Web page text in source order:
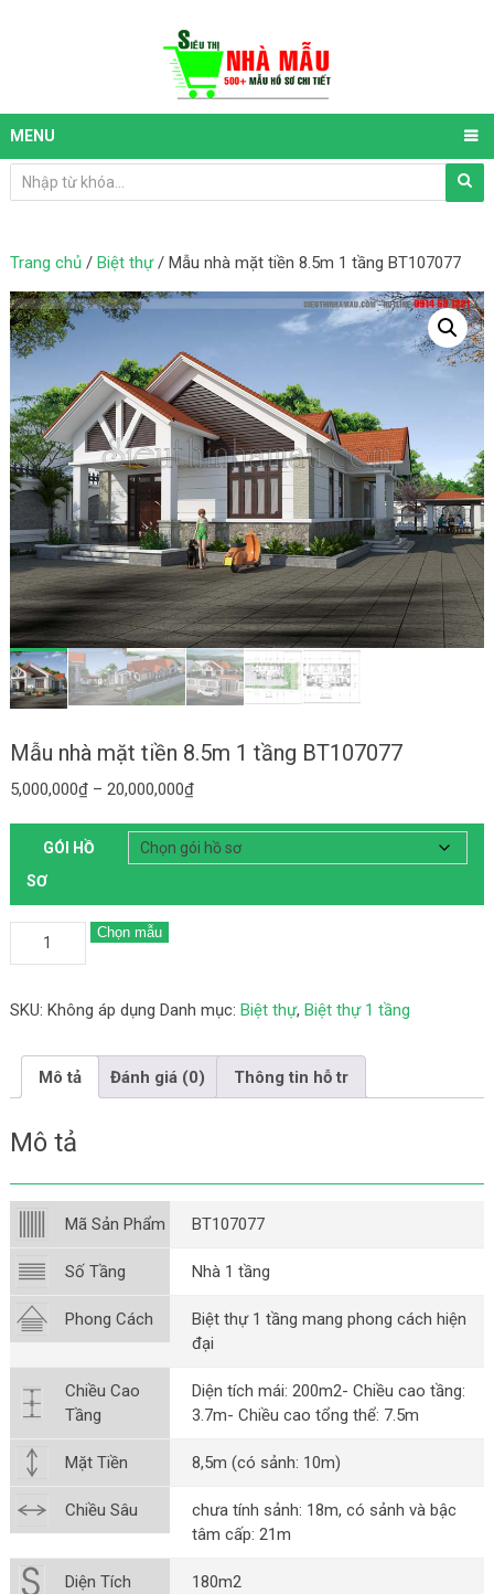
MENU
Trang chủ/ Biệt thự/ Mẫu nhà mặt tiền 8.5m 1 tầng BT107077
Mẫu nhà mặt tiền 8.5m 1 tầng BT107077
5,000,000₫ – 20,000,000₫
GÓI HỒ
SƠ
Chọn mẫu
SKU: Không áp dụng Danh mục: Biệt thự, Biệt thự 1 tầng
Mô tả Đánh giá (0) Thông tin hỗ tr
Mô tả
Mã Sản Phẩm BT107077
Số Tầng Nhà 1 tầng
Phong Cách
Biệt thự 1 tầng mang phong cách hiện
đại
Chiều Cao
Tầng
Diện tích mái: 200m2- Chiều cao tầng:
3.7m- Chiều cao tổng thể: 7.5m
Mặt Tiền 8,5m (có sảnh: 10m)
Chiều Sâu
chưa tính sảnh: 18m, có sảnh và bậc
tâm cấp: 21m
Diện Tích 180m2